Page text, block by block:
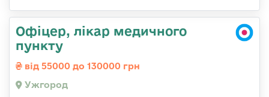
Офіцер, лікар медичного
пункту
від 55000 до 130000 грн
Ужгород